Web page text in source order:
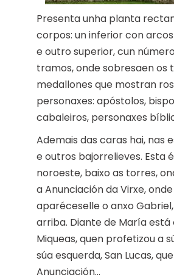
Presenta unha planta
corpos: un inferior con
e outro superior, cun
tramos, onde sobresaen os
medallones que mostran
personaxes: apóstolos,
cabaleiros, personaxes
Ademais das caras hai, nas
e outros bajorrelieves. Esta
noroeste, baixo as torres,
a Anunciación da Virxe,
aparéceselle o anxo
arriba. Diante de María
Miqueas, quen profetizou a
súa esquerda, San Lucas,
Anunciación…